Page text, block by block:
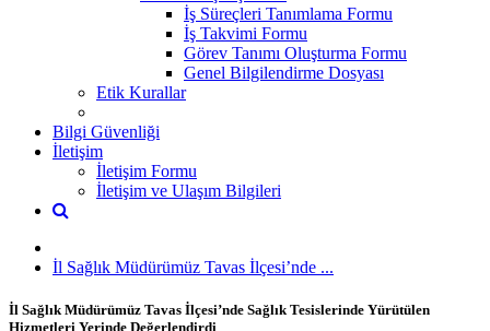
İş Süreçleri Tanımlama Formu
İş Takvimi Formu
Görev Tanımı Oluşturma Formu
Genel Bilgilendirme Dosyası
Etik Kurallar
Bilgi Güvenliği
İletişim
İletişim Formu
İletişim ve Ulaşım Bilgileri
İl Sağlık Müdürümüz Tavas İlçesi’nde ...
İl Sağlık Müdürümüz Tavas İlçesi’nde Sağlık Tesislerinde Yürütülen
Hizmetleri Yerinde Değerlendirdi